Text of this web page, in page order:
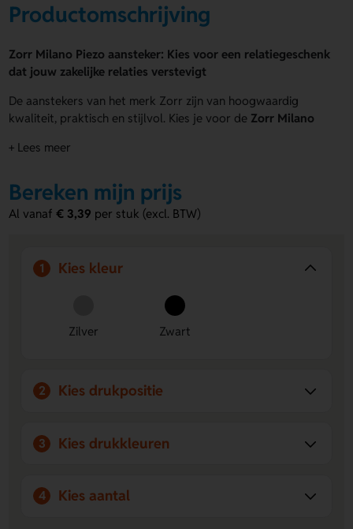
Productomschrijving
Zorr Milano Piezo aansteker: Kies voor een relatiegeschenk
dat jouw zakelijke relaties verstevigt
De aanstekers van het merk Zorr zijn van hoogwaardig
kwaliteit, praktisch en stijlvol. Kies je voor de Zorr Milano
die stevig is en snel opvalt. De
van metaal. Elke aansteker wordt apart in een doosje
verpakt, ideaal als relatiegeschenk aan je klanten en
partners. Je kunt deZorr Milano Piezo aansteker
of tekst. Met jarenlange ervaring zijn wij jouw ideale partner
voor het bedrukken van aanstekers
+ Lees meer
Bereken mijn prijs
Al vanaf€ 3,39 per stuk (excl. BTW)
1 Kies kleur
Zilver Zwart
2 Kies drukpositie
3 Kies drukkleuren
4 Kies aantal